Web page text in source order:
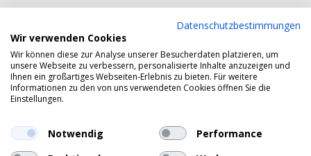
Datenschutzbestimmungen
Wir verwenden Cookies
Wir können diese zur Analyse unserer Besucherdaten platzieren, um
unsere Webseite zu verbessern, personalisierte Inhalte anzuzeigen und
Ihnen ein großartiges Webseiten-Erlebnis zu bieten. Für weitere
Informationen zu den von uns verwendeten Cookies öffnen Sie die
Einstellungen.
Notwendig
Performance